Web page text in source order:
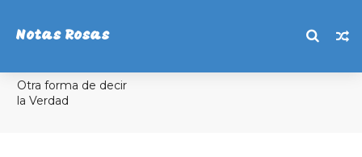
Notas Rosas
Otra forma de decir
la Verdad